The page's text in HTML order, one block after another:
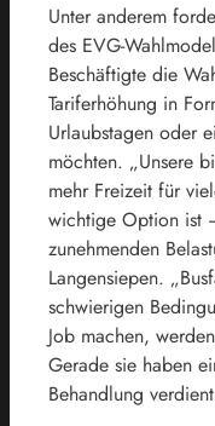
Unter anderem
des EVG-
Beschäftigte die
Tariferhöhung in
Urlaubstagen oder
möchten. „Unsere
mehr Freizeit für
wichtige Option ist
zunehmenden
Langensiepen.
schwierigen
Job machen,
Gerade sie haben
Behandlung